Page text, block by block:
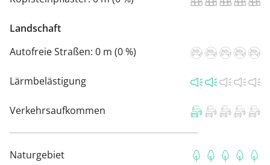
Landschaft
Autofreie Straßen: 0 m (0 %)
Lärmbelästigung
Verkehrsaufkommen
Naturgebiet